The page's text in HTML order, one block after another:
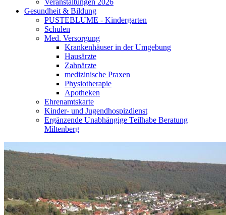
Veranstaltungen 2026
Gesundheit & Bildung
PUSTEBLUME - Kindergarten
Schulen
Med. Versorgung
Krankenhäuser in der Umgebung
Hausärzte
Zahnärzte
medizinische Praxen
Physiotherapie
Apotheken
Ehrenamtskarte
Kinder- und Jugendhospizdienst
Ergänzende Unabhängige Teilhabe Beratung
Miltenberg